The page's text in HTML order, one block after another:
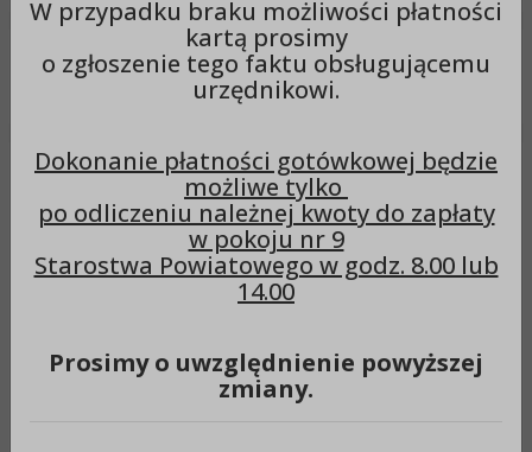
Menu
Konstanty Grzegórski (2023)
Imię:
Nazwisko:
Grzegórski
W przypadku braku możliwości płatności
kartą prosimy
o zgłoszenie tego faktu obsługującemu
urzędnikowi.
Dokonanie płatności gotówkowej będzie
możliwe tylko
po odliczeniu należnej kwoty do zapłaty
w pokoju nr 9
Starostwa Powiatowego w godz. 8.00 lub
14.00
Prosimy o uwzględnienie powyższej
zmiany.